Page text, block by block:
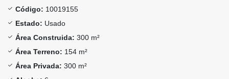
Código: 10019155
Estado: Usado
Área Construida: 300 m²
Área Terreno: 154 m²
Área Privada: 300 m²